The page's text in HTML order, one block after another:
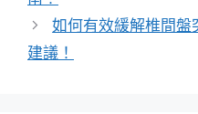
如何有效緩解椎間盤
建議！